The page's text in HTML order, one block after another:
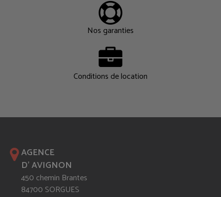
Nos garanties
Conditions de location
AGENCE
D' AVIGNON
450 chemin Brantes
84700 SORGUES